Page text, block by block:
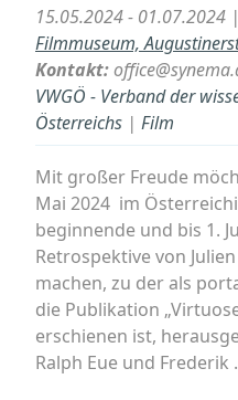
15.05.2024 - 01.07.2024 |
Filmmuseum,
Kontakt:
VWGÖ - Verband der
Österreichs | Film
Mit großer Freude
Mai 2024 im
beginnende und bis 1.
Retrospektive von
machen, zu der als
die Publikation
erschienen ist,
Ralph Eue und Frederik